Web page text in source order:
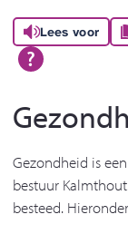
Lees voor
Gezondheid is
bestuur
besteed.